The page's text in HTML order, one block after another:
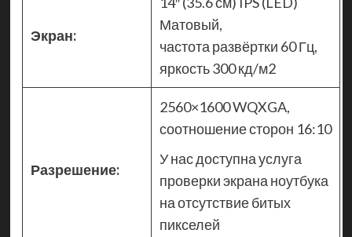
Экран:
Матовый,
частота развёртки 60 Гц,
яркость 300 кд/м2
Разрешение:
2560×1600 WQXGA,
соотношение сторон 16:10
У нас доступна услуга
проверки экрана ноутбука
на отсутствие битых
пикселей